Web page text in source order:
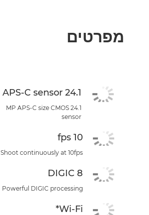
מפרטים
24.1 APS-C sensor
24.1 MP APS-C size CMOS
sensor
10 fps
Shoot continuously at 10fps
DIGIC 8
Powerful DIGIC processing
Wi-Fi*